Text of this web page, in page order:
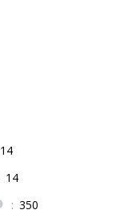
14
14
: 350